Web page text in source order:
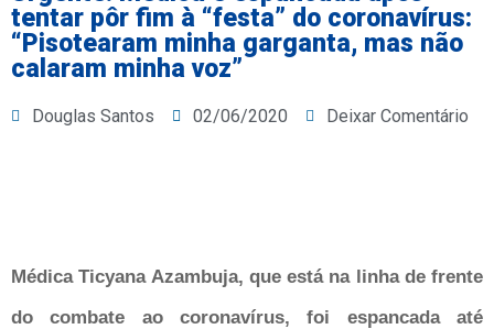
tentar pôr fim à “festa” do coronavírus:
“Pisotearam minha garganta, mas não
calaram minha voz”
Douglas Santos 02/06/2020 Deixar Comentário
Médica Ticyana Azambuja, que está na linha de frente
do combate ao coronavírus, foi espancada até